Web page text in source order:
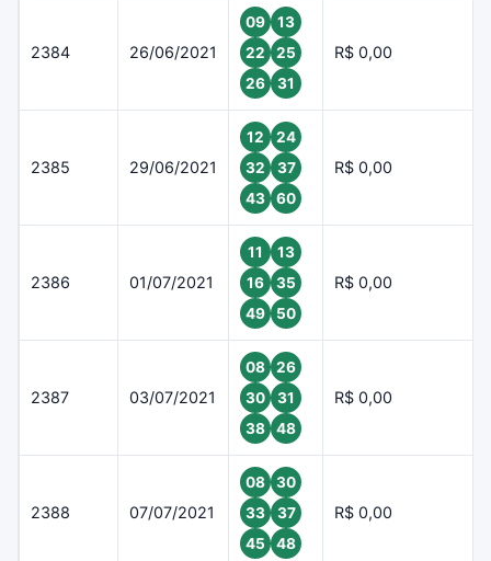
2384 26/06/2021
09
13
22
25
26
31
R$ 0,00
2385 29/06/2021
12
24
32
37
43
60
R$ 0,00
2386 01/07/2021
11
13
16
35
49
50
R$ 0,00
2387 03/07/2021
08
26
30
31
38
48
R$ 0,00
2388 07/07/2021
08
30
33
37
45
48
R$ 0,00